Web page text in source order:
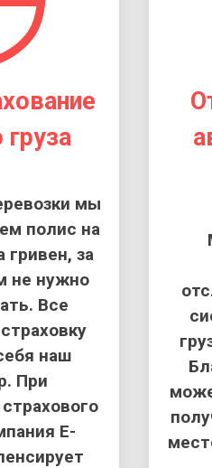
мы
полис на
гривен, за
не нужно
Все
наш
При
E-